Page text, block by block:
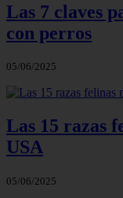
Las 7 claves
con perros
05/06/2025
Las 15 razas
USA
05/06/2025